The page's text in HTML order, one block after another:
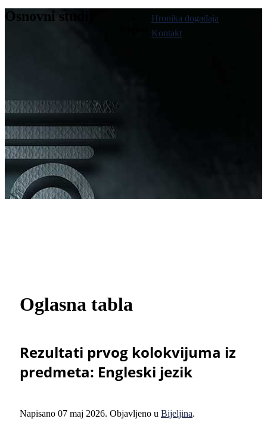
Hronika događaja
Kontakt
Osnovni studij
Oglasna tabla
Rezultati prvog kolokvijuma iz
predmeta: Engleski jezik
Napisano 07 maj 2026. Objavljeno u Bijeljina.